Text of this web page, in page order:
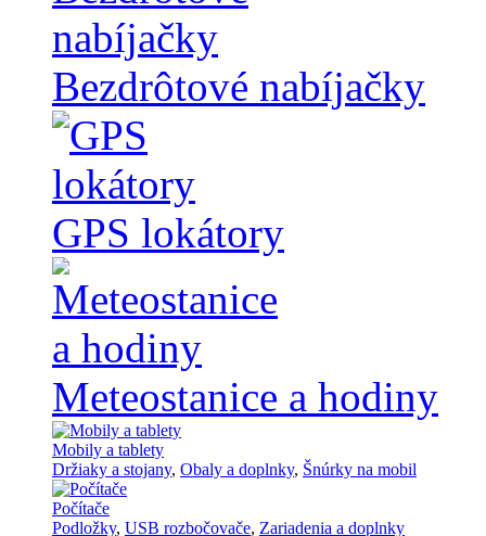
Bezdrôtové nabíjačky
GPS lokátory
Meteostanice a hodiny
Mobily a tablety
Držiaky a stojany, Obaly a doplnky, Šnúrky na mobil
Počítače
Podložky, USB rozbočovače, Zariadenia a doplnky